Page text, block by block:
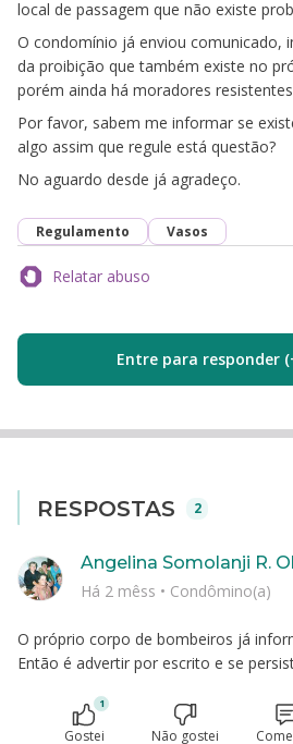
local de passagem que não existe
O condomínio já enviou comunicado,
da proibição que também existe no
porém ainda há moradores
Por favor, sabem me informar se
algo assim que regule está questão?
No aguardo desde já agradeço.
Regulamento Vasos
Relatar abuso
Entre para responder
RESPOSTAS 2
O próprio corpo de bombeiros já
Então é advertir por escrito e se
Angelina Somolanji R.
Há 2 mêss • Condômino(a)
1
Gostei Não gostei